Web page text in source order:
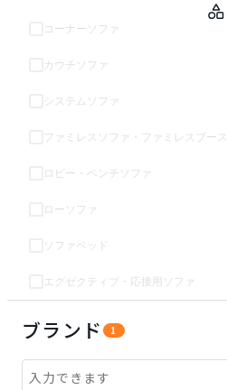
コーナーソファ
カウチソファ
システムソファ
ファミレスソファ・ファミレスブース
ロビー・ベンチソファ
ローソファ
ソファベッド
エグゼクティブ・応接用ソファ
ブランド 1